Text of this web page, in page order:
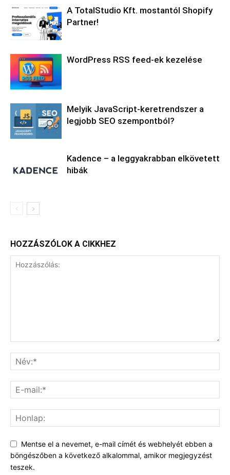
A TotalStudio Kft. mostantól Shopify
Partner!
WordPress RSS feed-ek kezelése
Melyik JavaScript-keretrendszer a
legjobb SEO szempontból?
Kadence – a leggyakrabban elkövetett
hibák
HOZZÁSZÓLOK A CIKKHEZ
Mentse el a nevemet, e-mail címét és webhelyét ebben a
böngészőben a következő alkalommal, amikor megjegyzést
teszek.